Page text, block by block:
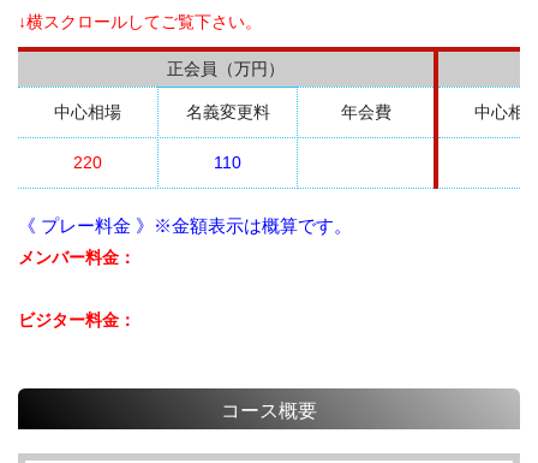
↓横スクロールしてご覧下さい。
正会員（万円）
中心相場 名義変更料 年会費 中心相
220 110
《 プレー料金 》※金額表示は概算です。
メンバー料金：
ビジター料金：
コース概要